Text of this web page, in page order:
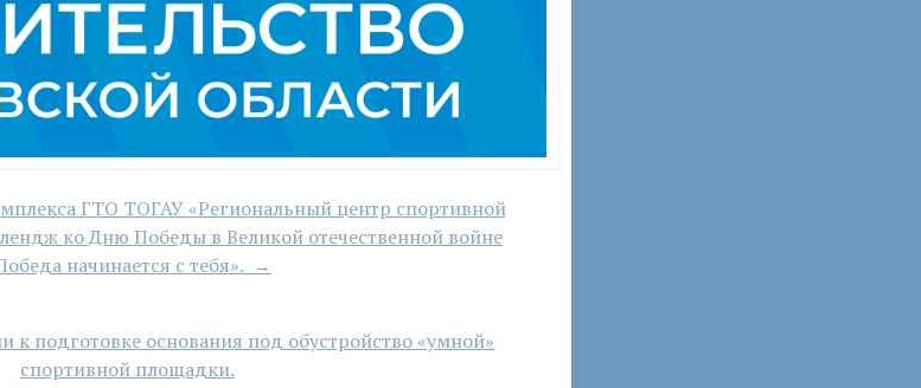
ГТО ТОГАУ «Региональный центр спортивной
ко Дню Победы в Великой отечественной войне
начинается с тебя». →
к подготовке основания под обустройство «умной»
спортивной площадки.